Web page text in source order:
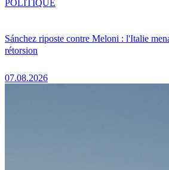
Sánchez riposte contre Meloni : l'Italie
rétorsion
07.08.2026
POLITIQUE